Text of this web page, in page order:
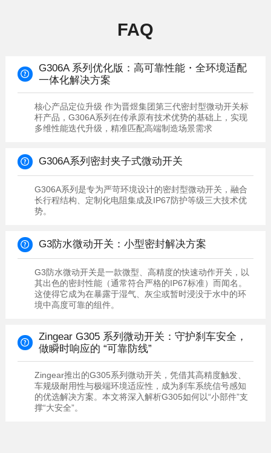
FAQ
一体化解决方案
多维性能迭代升级，精准匹配高端制造场景需求
G306A系列密封夹子式微动开关
势。
G3防水微动开关：小型密封解决方案
境中高度可靠的组件。
做瞬时响应的 “可靠防线”
撑“大安全”。